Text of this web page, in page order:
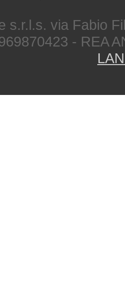
s.r.l.s. via Fabio
- REA